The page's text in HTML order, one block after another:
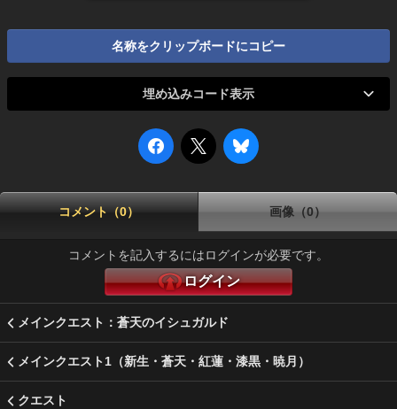
名称をクリップボードにコピー
埋め込みコード表示
コメント（0） 画像（0）
コメントを記入するにはログインが必要です。
ログイン
メインクエスト：蒼天のイシュガルド
メインクエスト1（新生・蒼天・紅蓮・漆黒・暁月）
クエスト